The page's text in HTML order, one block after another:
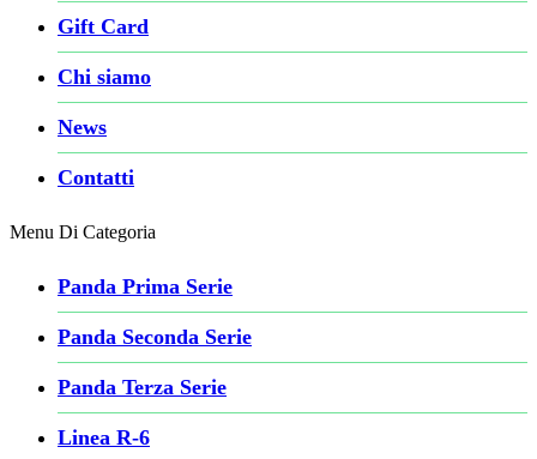
Gift Card
Chi siamo
News
Contatti
Menu Di Categoria
Panda Prima Serie
Panda Seconda Serie
Panda Terza Serie
Linea R-6